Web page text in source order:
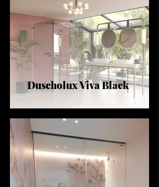
Duscholux Viva Black